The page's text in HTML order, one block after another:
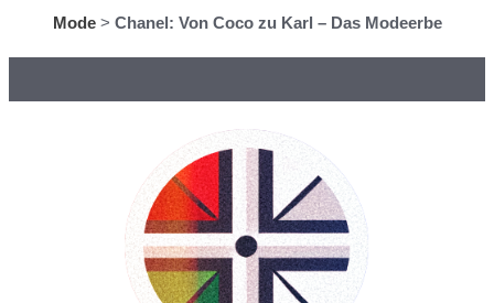
Mode> Chanel: Von Coco zu Karl – Das Modeerbe